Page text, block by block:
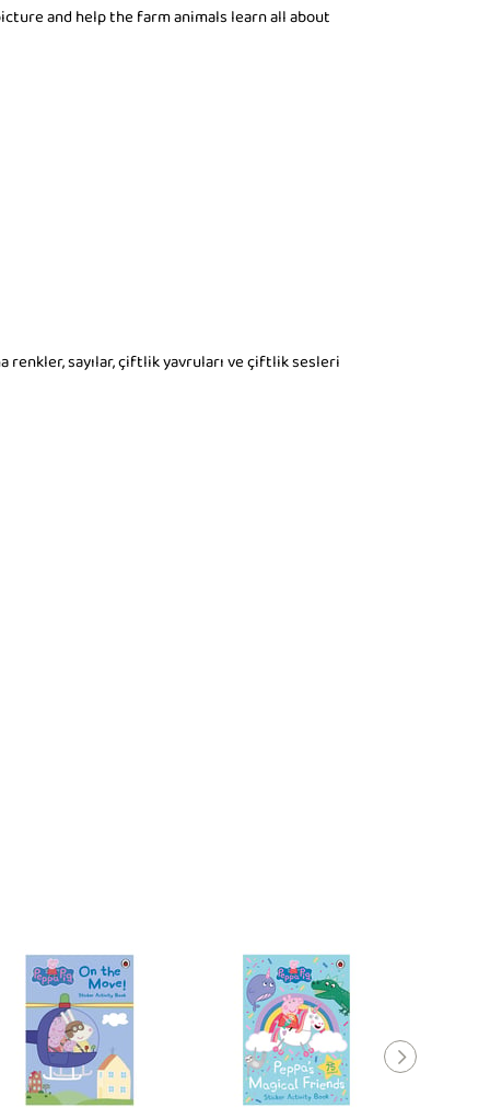
and help the farm animals learn all about
renkler, sayılar, çiftlik yavruları ve çiftlik sesleri